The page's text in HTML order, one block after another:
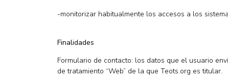
-monitorizar habitualmente los accesos a los
Finalidades
Formulario de contacto: los datos que el usuario
de tratamiento “Web” de la que Teots.org es titular.